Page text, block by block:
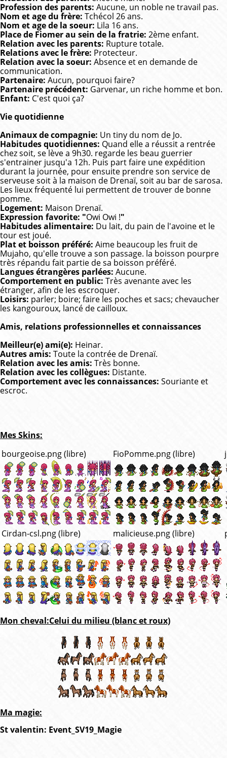
Profession des parents: Aucune, un noble ne travail pas.
Nom et age du frère: Tchécol 26 ans.
Nom et age de la soeur: Lila 16 ans.
Place de Fiomer au sein de la fratrie: 2ème enfant.
Relation avec les parents: Rupture totale.
Relations avec le frère: Protecteur.
Relation avec la soeur: Absence et en demande de
communication.
Partenaire: Aucun, pourquoi faire?
Partenaire précédent: Garvenar, un riche homme et bon.
Enfant: C'est quoi ça?
Vie quotidienne
Animaux de compagnie: Un tiny du nom de Jo.
Habitudes quotidiennes: Quand elle a réussit a rentrée
chez soit, se lève a 9h30. regarde les beau guerrier
s'entrainer jusqu'a 12h. Puis part faire une expédition
durant la journée, pour ensuite prendre son service de
serveuse soit à la maison de Drenaï, soit au bar de sarosa.
Les lieux fréquenté lui permettent de trouver de bonne
pomme.
Logement: Maison Drenaï.
Expression favorite: "Owi Owi !"
Habitudes alimentaire: Du lait, du pain de l'avoine et le
tour est joué.
Plat et boisson préféré: Aime beaucoup les fruit de
Mujaho, qu'elle trouve a son passage. la boisson pourpre
très répandu fait partie de sa boisson préféré.
Langues étrangères parlées: Aucune.
Comportement en public: Très avenante avec les
étranger, afin de les escroquer.
Loisirs: parler; boire; faire les poches et sacs; chevaucher
les kangouroux, lancé de cailloux.
Amis, relations professionnelles et connaissances
Meilleur(e) ami(e): Heinar.
Autres amis: Toute la contrée de Drenaï.
Relation avec les amis: Très bonne.
Relation avec les collègues: Distante.
Comportement avec les connaissances: Souriante et
escroc.
Mes Skins:
bourgeoise.png (libre)
FioPomme.png (libre)
Cirdan-csl.png (libre) malicieuse.png (libre)
Mon cheval:Celui du milieu (blanc et roux)
Ma magie:
St valentin: Event_SV19_Magie